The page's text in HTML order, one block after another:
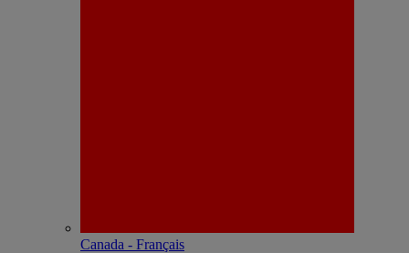
Canada - Français